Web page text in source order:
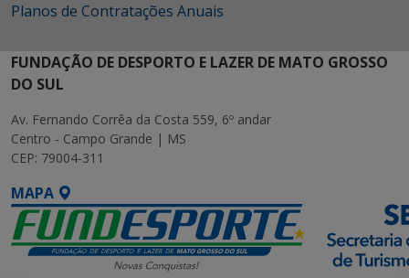
Planos de Contratações Anuais
FUNDAÇÃO DE DESPORTO E LAZER DE MATO GROSSO
DO SUL
Av. Fernando Corrêa da Costa 559, 6º andar
Centro - Campo Grande | MS
CEP: 79004-311
MAPA